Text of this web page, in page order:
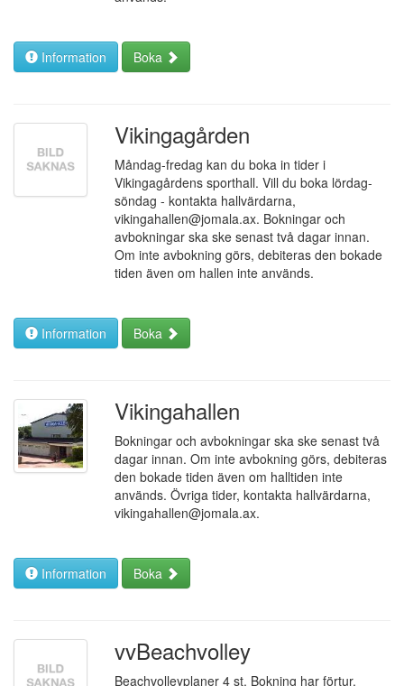
Information Boka
Vikingagården
Måndag-fredag kan du boka in tider i
Vikingagårdens sporthall. Vill du boka lördag-
söndag - kontakta hallvärdarna,
vikingahallen@jomala.ax. Bokningar och
avbokningar ska ske senast två dagar innan.
Om inte avbokning görs, debiteras den bokade
tiden även om hallen inte används.
Information Boka
Vikingahallen
Bokningar och avbokningar ska ske senast två
dagar innan. Om inte avbokning görs, debiteras
den bokade tiden även om halltiden inte
används. Övriga tider, kontakta hallvärdarna,
vikingahallen@jomala.ax.
Information Boka
vvBeachvolley
Beachvolleyplaner 4 st. Bokning har förtur.